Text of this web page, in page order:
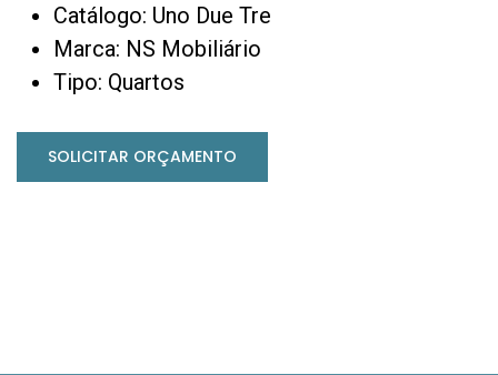
Catálogo: Uno Due Tre
Marca: NS Mobiliário
Tipo: Quartos
SOLICITAR ORÇAMENTO